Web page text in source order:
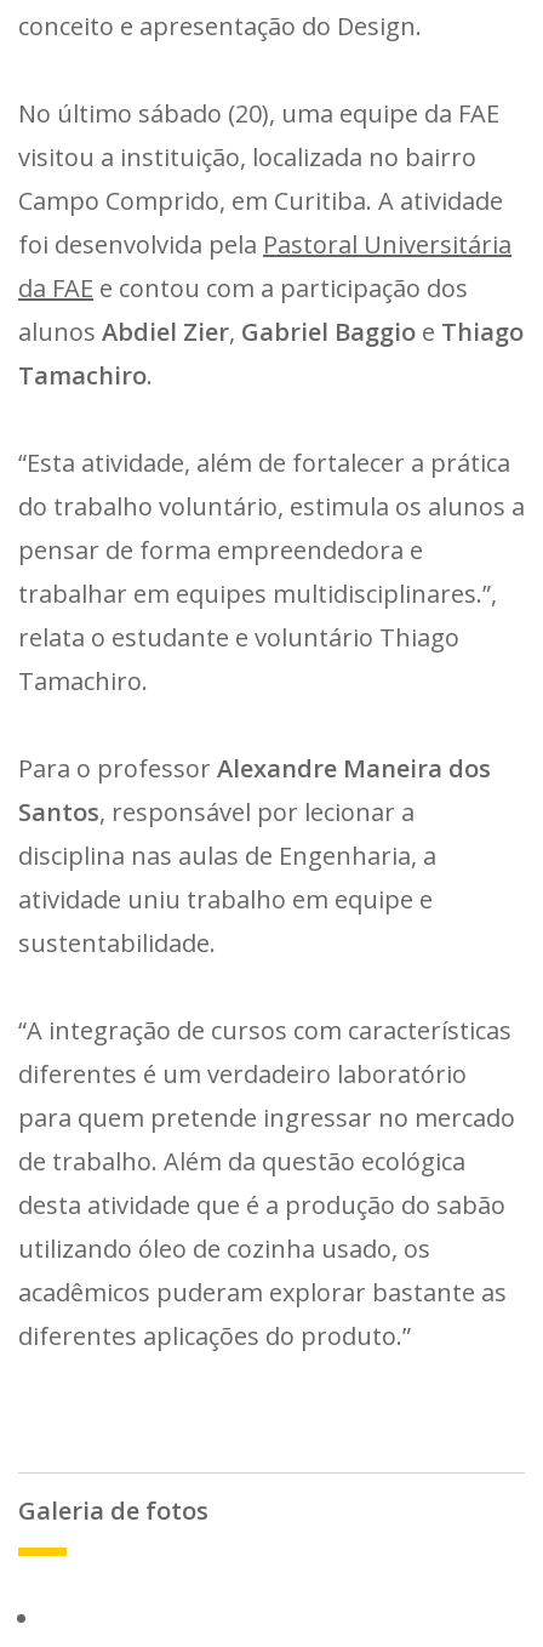
conceito e apresentação do Design.
No último sábado (20), uma equipe da FAE
visitou a instituição, localizada no bairro
Campo Comprido, em Curitiba. A atividade
foi desenvolvida pela Pastoral Universitária
da FAE e contou com a participação dos
alunos Abdiel Zier, Gabriel Baggio e Thiago
Tamachiro.
“Esta atividade, além de fortalecer a prática
do trabalho voluntário, estimula os alunos a
pensar de forma empreendedora e
trabalhar em equipes multidisciplinares.”,
relata o estudante e voluntário Thiago
Tamachiro.
Para o professor Alexandre Maneira dos
Santos, responsável por lecionar a
disciplina nas aulas de Engenharia, a
atividade uniu trabalho em equipe e
sustentabilidade.
“A integração de cursos com características
diferentes é um verdadeiro laboratório
para quem pretende ingressar no mercado
de trabalho. Além da questão ecológica
desta atividade que é a produção do sabão
utilizando óleo de cozinha usado, os
acadêmicos puderam explorar bastante as
diferentes aplicações do produto.”
Galeria de fotos